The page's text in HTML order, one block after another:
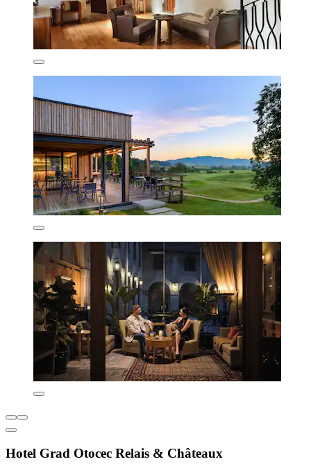
Hotel Grad Otocec Relais & Châteaux